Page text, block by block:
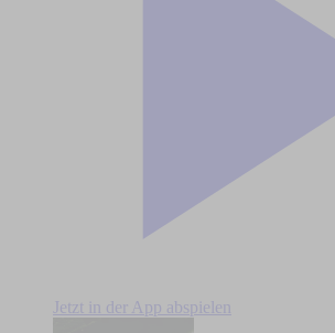
Jetzt in der App abspielen